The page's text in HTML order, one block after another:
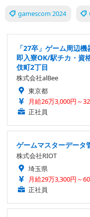
gamescom 2024
「27卒」ゲーム周辺
即入寮OK/駅チカ・資
伎町2丁目
株式会社alBee
東京都
月給26万3,000円～
正社員
ゲームマスターデータ
株式会社RIOT
埼玉県
月給29万3,300円～
正社員